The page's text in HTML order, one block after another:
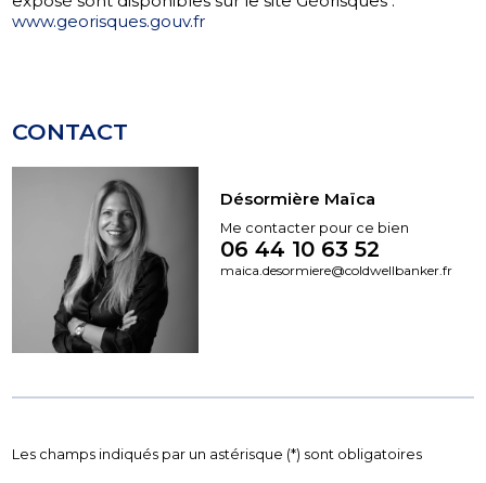
www.georisques.gouv.fr
CONTACT
Désormière Maïca
Me contacter pour ce bien
06 44 10 63 52
maica.desormiere@coldwellbanker.fr
Les champs indiqués par un astérisque (*) sont obligatoires